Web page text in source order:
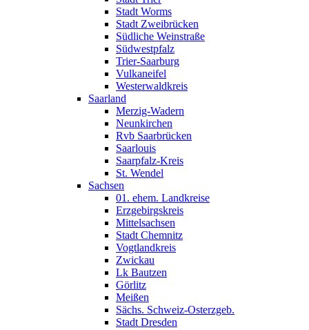
Stadt Worms
Stadt Zweibrücken
Südliche Weinstraße
Südwestpfalz
Trier-Saarburg
Vulkaneifel
Westerwaldkreis
Saarland
Merzig-Wadern
Neunkirchen
Rvb Saarbrücken
Saarlouis
Saarpfalz-Kreis
St. Wendel
Sachsen
01. ehem. Landkreise
Erzgebirgskreis
Mittelsachsen
Stadt Chemnitz
Vogtlandkreis
Zwickau
Lk Bautzen
Görlitz
Meißen
Sächs. Schweiz-Osterzgeb.
Stadt Dresden